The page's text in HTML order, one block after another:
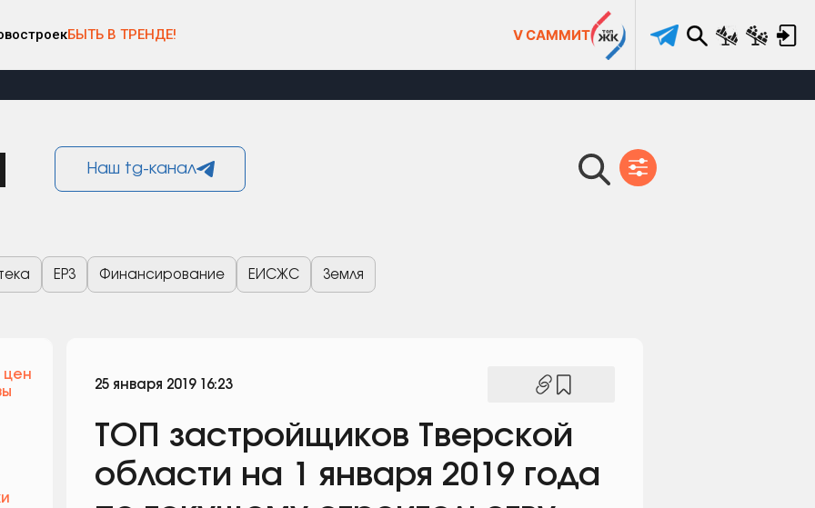
БЫТЬ В ТРЕНДЕ! V САММИТ
Наш tg-канал
ЕРЗ Финансирование ЕИСЖС Земля
цен
25 января 2019 16:23
ТОП застройщиков Тверской
области на 1 января 2019 года